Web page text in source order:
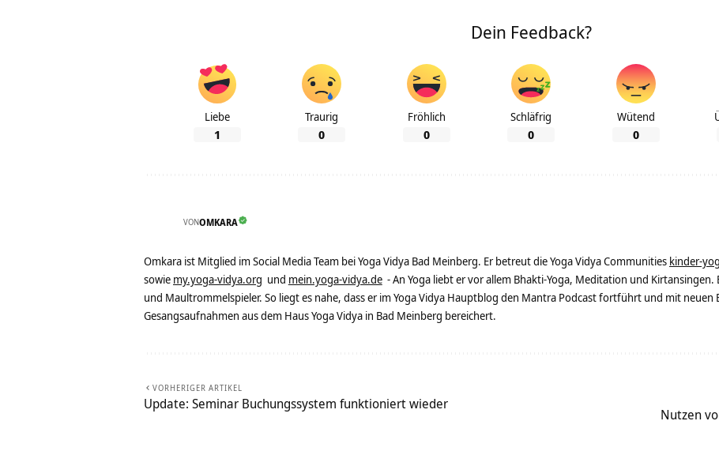
Dein Feedback?
Liebe
1
Traurig
0
Fröhlich
0
Schläfrig
0
Wütend
0
VONOMKARA
Omkara ist Mitglied im Social Media Team bei Yoga Vidya Bad Meinberg. Er betreut die Yoga Vidya Communities kinder-
sowie my.yoga-vidya.org und mein.yoga-vidya.de - An Yoga liebt er vor allem Bhakti-Yoga, Meditation und
und Maultrommelspieler. So liegt es nahe, dass er im Yoga Vidya Hauptblog den Mantra Podcast fortführt und mit neuen
Gesangsaufnahmen aus dem Haus Yoga Vidya in Bad Meinberg bereichert.
VORHERIGER ARTIKEL
Update: Seminar Buchungssystem funktioniert wieder
Nutzen